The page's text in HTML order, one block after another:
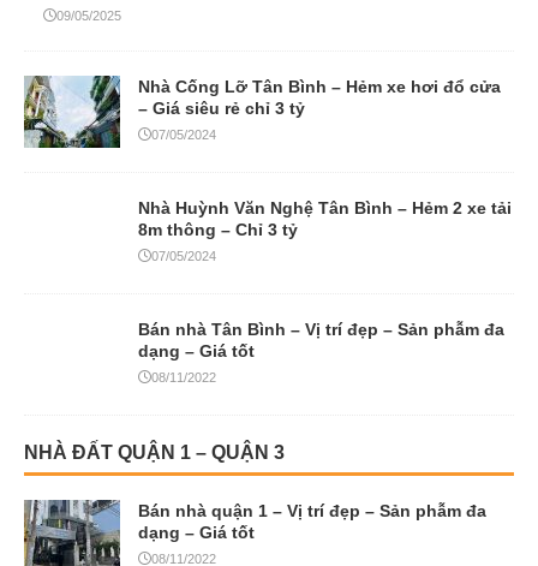
09/05/2025
Nhà Cống Lỡ Tân Bình – Hẻm xe hơi đổ cửa
– Giá siêu rẻ chỉ 3 tỷ
07/05/2024
Nhà Huỳnh Văn Nghệ Tân Bình – Hẻm 2 xe tải
8m thông – Chỉ 3 tỷ
07/05/2024
Bán nhà Tân Bình – Vị trí đẹp – Sản phẫm đa
dạng – Giá tốt
08/11/2022
NHÀ ĐẤT QUẬN 1 – QUẬN 3
Bán nhà quận 1 – Vị trí đẹp – Sản phẫm đa
dạng – Giá tốt
08/11/2022